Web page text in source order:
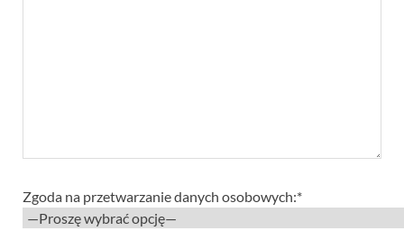
Zgoda na przetwarzanie danych osobowych:*